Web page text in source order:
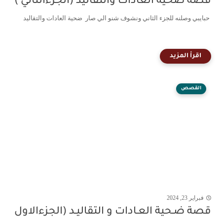
حبايبي وصلنه للجزء الثاني ونشوف شنو الي صار ضحية العادات والتقاليد
القصص
فبراير 23, 2024
قصة ضـحية العـادات و التقاليـد (الجزءالاول